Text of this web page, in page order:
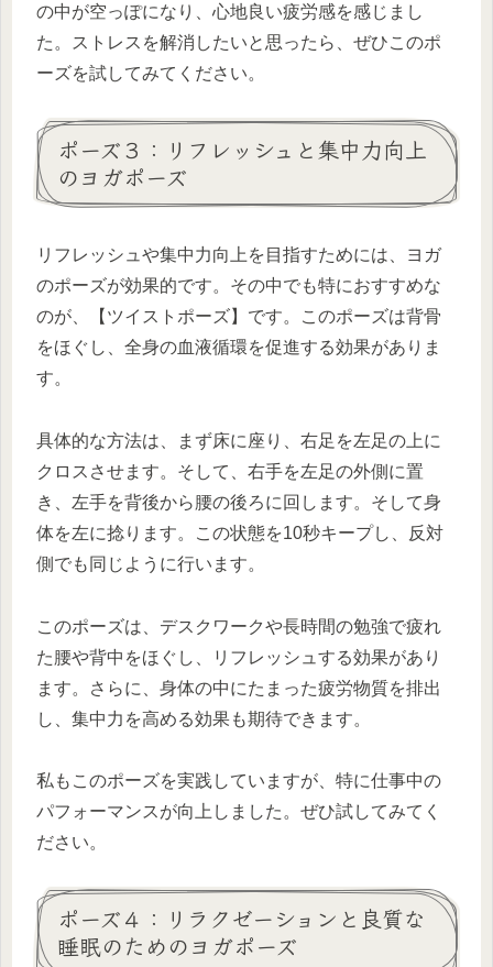
の中が空っぽになり、心地良い疲労感を感じまし
た。ストレスを解消したいと思ったら、ぜひこのポ
ーズを試してみてください。
ポーズ３：リフレッシュと集中力向上
のヨガポーズ
リフレッシュや集中力向上を目指すためには、ヨガ
のポーズが効果的です。その中でも特におすすめな
のが、【ツイストポーズ】です。このポーズは背骨
をほぐし、全身の血液循環を促進する効果がありま
す。
具体的な方法は、まず床に座り、右足を左足の上に
クロスさせます。そして、右手を左足の外側に置
き、左手を背後から腰の後ろに回します。そして身
体を左に捻ります。この状態を10秒キープし、反対
側でも同じように行います。
このポーズは、デスクワークや長時間の勉強で疲れ
た腰や背中をほぐし、リフレッシュする効果があり
ます。さらに、身体の中にたまった疲労物質を排出
し、集中力を高める効果も期待できます。
私もこのポーズを実践していますが、特に仕事中の
パフォーマンスが向上しました。ぜひ試してみてく
ださい。
ポーズ４：リラクゼーションと良質な
睡眠のためのヨガポーズ